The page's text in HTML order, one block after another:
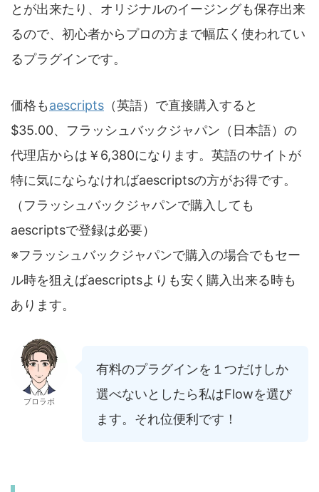
とが出来たり、オリジナルのイージングも保存出来
るので、初心者からプロの方まで幅広く使われてい
るプラグインです。
価格もaescripts （英語）で直接購入すると
$35.00、フラッシュバックジャパン（日本語）の
代理店からは￥6,380になります。英語のサイトが
特に気にならなければaescriptsの方がお得です。
（フラッシュバックジャパンで購入しても
aescriptsで登録は必要）
※フラッシュバックジャパンで購入の場合でもセー
ル時を狙えばaescriptsよりも安く購入出来る時も
あります。
ブロラボ
有料のプラグインを１つだけしか
選べないとしたら私はFlowを選び
ます。それ位便利です！